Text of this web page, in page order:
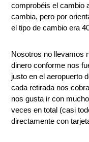
comprobéis el cambio
cambia, pero por
el tipo de cambio era
Nosotros no llevamos
dinero conforme nos
justo en el aeropuerto
cada retirada nos
nos gusta ir con
veces en total (casi
directamente con